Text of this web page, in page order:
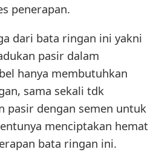
penerapan.
dari bata ringan ini yakni
pasir dalam
hanya membutuhkan
sama sekali tdk
pasir dengan semen untuk
menciptakan hemat
bata ringan ini.